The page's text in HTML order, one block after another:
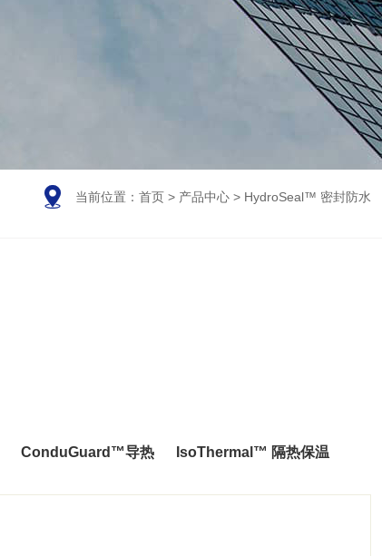
 当前位置： 首页 > 产品中心 > HydroSeal™ 密封防水
ConduGuard™导热 IsoThermal™ 隔热保温